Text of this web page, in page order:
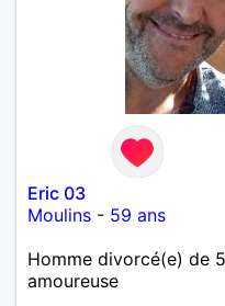
Eric 03
Moulins - 59 ans
Homme divorcé(e) de
amoureuse